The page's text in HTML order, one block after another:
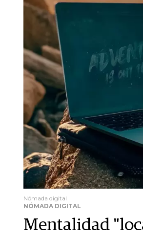
Nómada digital
NÓMADA DIGITAL
Mentalidad